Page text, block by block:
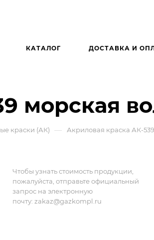
КАТАЛОГ ДОСТАВКА И
морская
краски (АК) — Акриловая краска АК-
Чтобы узнать стоимость продукции,
пожалуйста, отправьте официальный
запрос на электронную
почту: zakaz@gazkompl.ru